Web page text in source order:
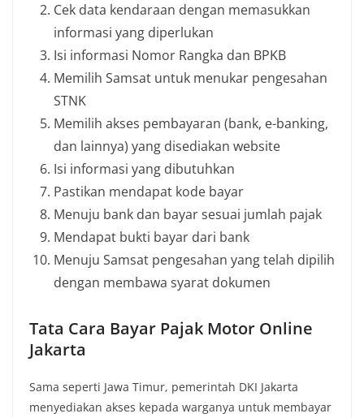
Cek data kendaraan dengan memasukkan
informasi yang diperlukan
Isi informasi Nomor Rangka dan BPKB
Memilih Samsat untuk menukar pengesahan
STNK
Memilih akses pembayaran (bank, e-banking,
dan lainnya) yang disediakan website
Isi informasi yang dibutuhkan
Pastikan mendapat kode bayar
Menuju bank dan bayar sesuai jumlah pajak
Mendapat bukti bayar dari bank
Menuju Samsat pengesahan yang telah dipilih
dengan membawa syarat dokumen
Tata Cara Bayar Pajak Motor Online
Jakarta
Sama seperti Jawa Timur, pemerintah DKI Jakarta
menyediakan akses kepada warganya untuk membayar